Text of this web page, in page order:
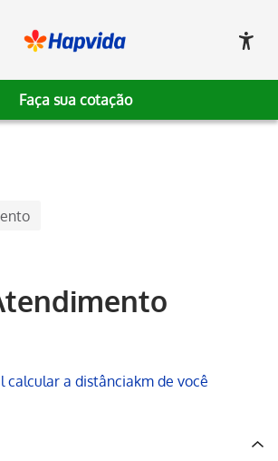
Faça sua cotação
calcular a distânciakm de você